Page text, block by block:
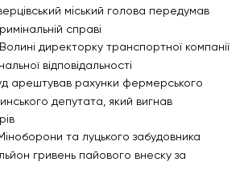
міський голова передумав
справі
директорку транспортної компанії
відповідальності
арештував рахунки фермерського
депутата, який вигнав
та луцького забудовника
гривень пайового внеску за